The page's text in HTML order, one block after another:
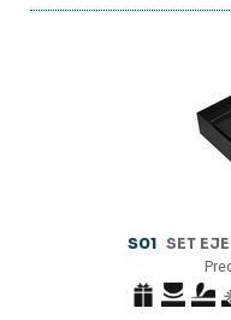
S01 SET